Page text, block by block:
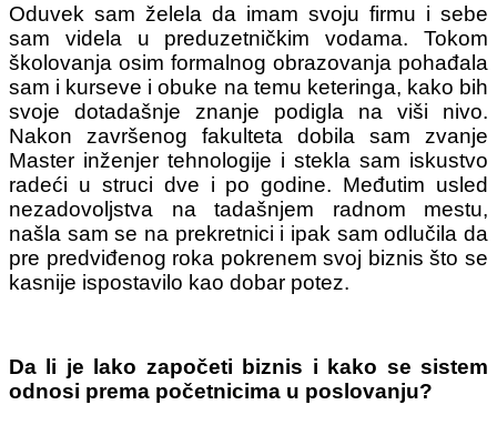
Oduvek sam želela da imam svoju firmu i sebe
sam videla u preduzetničkim vodama. Tokom
školovanja osim formalnog obrazovanja pohađala
sam i kurseve i obuke na temu keteringa, kako bih
svoje dotadašnje znanje podigla na viši nivo.
Nakon završenog fakulteta dobila sam zvanje
Master inženjer tehnologije i stekla sam iskustvo
radeći u struci dve i po godine. Međutim usled
nezadovoljstva na tadašnjem radnom mestu,
našla sam se na prekretnici i ipak sam odlučila da
pre predviđenog roka pokrenem svoj biznis što se
kasnije ispostavilo kao dobar potez.
Da li je lako započeti biznis i kako se sistem
odnosi prema početnicima u poslovanju?